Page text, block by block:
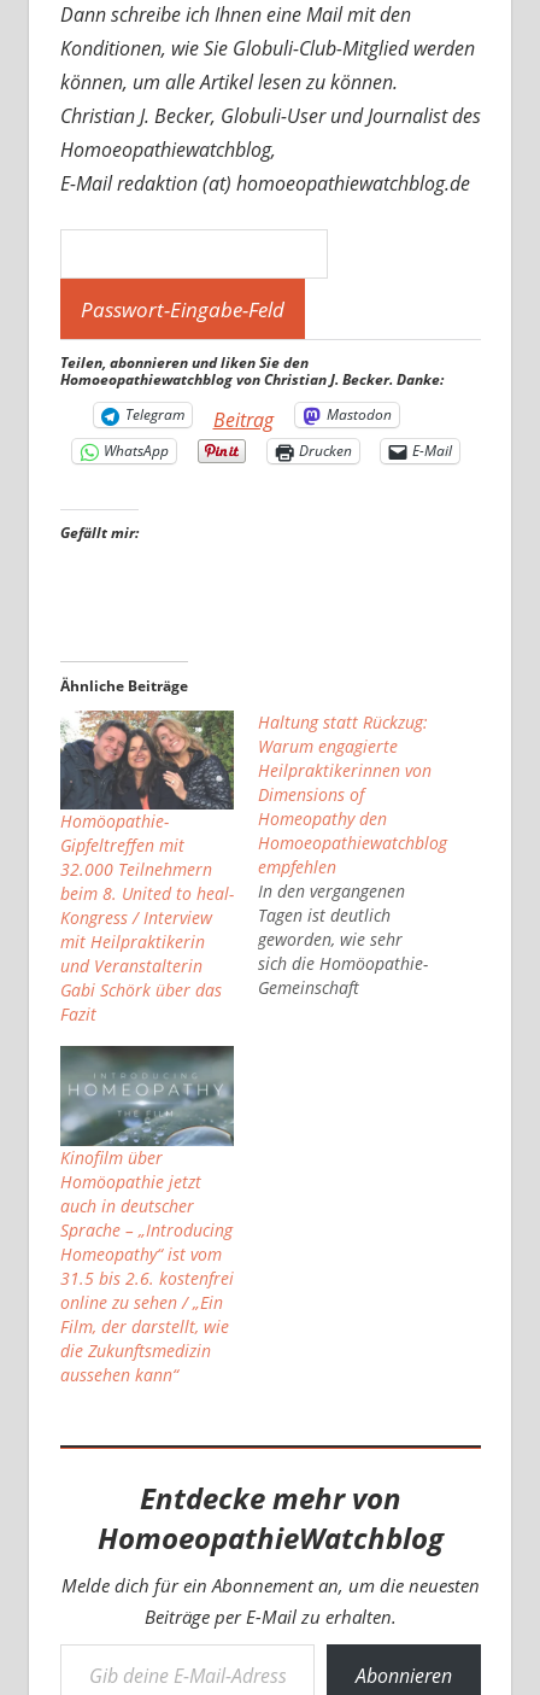
Dann schreibe ich Ihnen eine Mail mit den
Konditionen, wie Sie Globuli-Club-Mitglied werden
können, um alle Artikel lesen zu können.
Christian J. Becker, Globuli-User und Journalist des
Homoeopathiewatchblog,
E-Mail redaktion (at) homoeopathiewatchblog.de
Teilen, abonnieren und liken Sie den
Homoeopathiewatchblog von Christian J. Becker. Danke:
Telegram
Beitrag
Mastodon
WhatsApp
Drucken E-Mail
Gefällt mir:
Ähnliche Beiträge
Homöopathie-
Gipfeltreffen mit
32.000 Teilnehmern
beim 8. United to heal-
Kongress / Interview
mit Heilpraktikerin
und Veranstalterin
Gabi Schörk über das
Fazit
Haltung statt Rückzug:
Warum engagierte
Heilpraktikerinnen von
Dimensions of
Homeopathy den
Homoeopathiewatchblog
empfehlen
In den vergangenen
Tagen ist deutlich
geworden, wie sehr
sich die Homöopathie-
Gemeinschaft
Kinofilm über
Homöopathie jetzt
auch in deutscher
Sprache – „Introducing
Homeopathy“ ist vom
31.5 bis 2.6. kostenfrei
online zu sehen / „Ein
Film, der darstellt, wie
die Zukunftsmedizin
aussehen kann“
Entdecke mehr von
HomoeopathieWatchblog
Melde dich für ein Abonnement an, um die neuesten
Beiträge per E-Mail zu erhalten.
Gib deine E-Mail-Adresse ein ...
Abonnieren